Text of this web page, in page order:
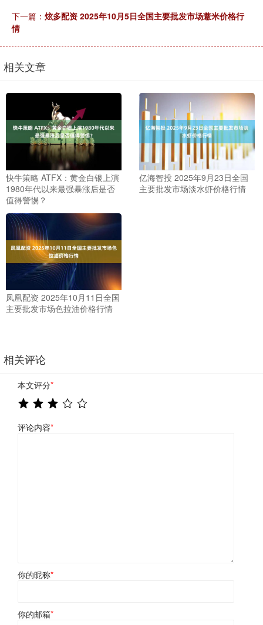
下一篇： 炫多配资 2025年10月5日全国主要批发市场薏米价格行
情
相关文章
快牛策略 ATFX：黄金白银上演
1980年代以来最强暴涨后是否
值得警惕？
亿海智投 2025年9月23日全国
主要批发市场淡水虾价格行情
凤凰配资 2025年10月11日全国
主要批发市场色拉油价格行情
相关评论
本文评分*
评论内容*
你的昵称*
你的邮箱*